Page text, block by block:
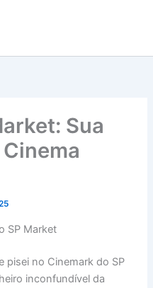
Sua
SP Market
pisei no Cinemark do SP
inconfundível da